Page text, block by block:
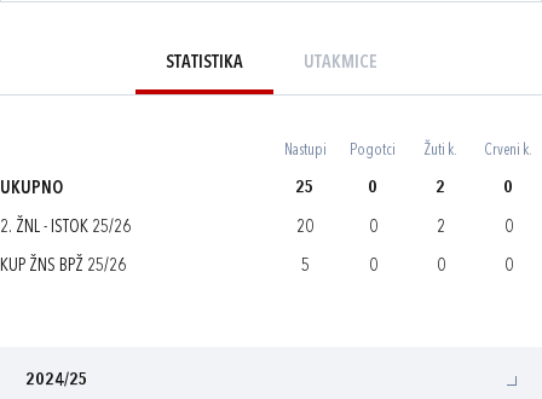
STATISTIKA UTAKMICE
Nastupi Pogotci Žuti k. Crveni k.
UKUPNO 25 0 2 0
2. ŽNL - ISTOK 25/26 20 0 2 0
KUP ŽNS BPŽ 25/26 5 0 0 0
2024/25